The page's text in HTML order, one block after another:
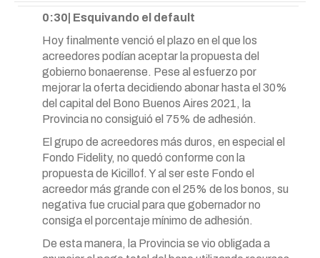
0:30| Esquivando el default
Hoy finalmente venció el plazo en el que los
acreedores podían aceptar la propuesta del
gobierno bonaerense. Pese al esfuerzo por
mejorar la oferta decidiendo abonar hasta el 30%
del capital del Bono Buenos Aires 2021, la
Provincia no consiguió el 75% de adhesión.
El grupo de acreedores más duros, en especial el
Fondo Fidelity, no quedó conforme con la
propuesta de Kicillof. Y al ser este Fondo el
acreedor más grande con el 25% de los bonos, su
negativa fue crucial para que gobernador no
consiga el porcentaje mínimo de adhesión.
De esta manera, la Provincia se vio obligada a